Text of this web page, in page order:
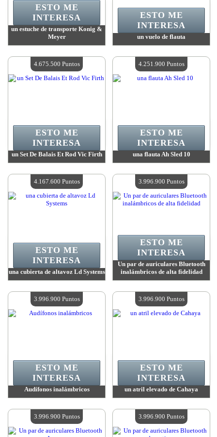
un estuche de transporte Konig &
Meyer
Cantidad disponible:4
ESTO ME
INTERESA
un vuelo de flauta
Cantidad disponible:4
ESTO ME
INTERESA
un Set De Balais Et Rod Vic Firth
Cantidad disponible:4
ESTO ME
INTERESA
4.675.500 Puntos
una flauta Ah Sled 10
Cantidad disponible:4
ESTO ME
INTERESA
4.251.900 Puntos
una cubierta de altavoz Ld Systems
Cantidad disponible:4
ESTO ME
INTERESA
4.167.600 Puntos
Un par de auriculares Bluetooth
inalámbricos de alta fidelidad
Cantidad disponible:4
ESTO ME
INTERESA
3.996.900 Puntos
Audífonos inalámbricos
Cantidad disponible:4
ESTO ME
INTERESA
3.996.900 Puntos
un atril elevado de Cahaya
Cantidad disponible:4
ESTO ME
INTERESA
3.996.900 Puntos
3.996.900 Puntos 3.996.900 Puntos